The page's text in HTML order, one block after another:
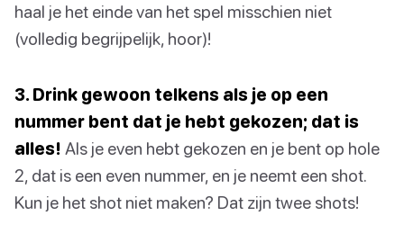
haal je het einde van het spel misschien niet
(volledig begrijpelijk, hoor)!
3. Drink gewoon telkens als je op een
nummer bent dat je hebt gekozen; dat is
alles! Als je even hebt gekozen en je bent op hole
2, dat is een even nummer, en je neemt een shot.
Kun je het shot niet maken? Dat zijn twee shots!